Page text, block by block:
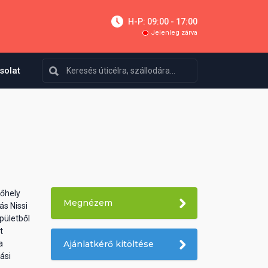
H-P: 09:00 - 17:00
Jelenleg zárva
Nissi
Megnézem
Ajánlatkérő kitöltése